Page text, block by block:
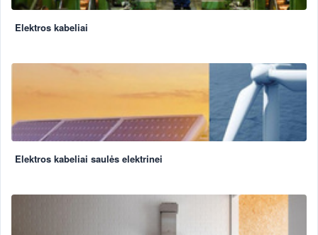
Elektros kabeliai
Elektros kabeliai saulės elektrinei